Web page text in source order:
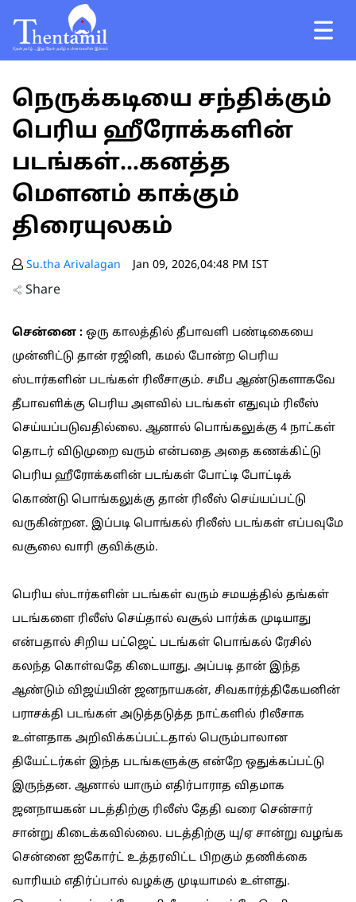
நெருக்கடியை சந்திக்கும்
பெரிய ஹீரோக்களின்
படங்கள்...கனத்த
மெளனம் காக்கும்
திரையுலகம்
Su.tha Arivalagan Jan 09, 2026,04:48 PM IST
Share
சென்னை : ஒரு காலத்தில் தீபாவளி பண்டிகையை
முன்னிட்டு தான் ரஜினி, கமல் போன்ற பெரிய
ஸ்டார்களின் படங்கள் ரிலீசாகும். சமீப ஆண்டுகளாகவே
தீபாவளிக்கு பெரிய அளவில் படங்கள் எதுவும் ரிலீஸ்
செய்யப்படுவதில்லை. ஆனால் பொங்கலுக்கு 4 நாட்கள்
தொடர் விடுமுறை வரும் என்பதை அதை கணக்கிட்டு
பெரிய ஹீரோக்களின் படங்கள் போட்டி போட்டிக்
கொண்டு பொங்கலுக்கு தான் ரிலீஸ் செய்யப்பட்டு
வருகின்றன. இப்படி பொங்கல் ரிலீஸ் படங்கள் எப்பவுமே
வசூலை வாரி குவிக்கும்.
பெரிய ஸ்டார்களின் படங்கள் வரும் சமயத்தில் தங்கள்
படங்களை ரிலீஸ் செய்தால் வசூல் பார்க்க முடியாது
என்பதால் சிறிய பட்ஜெட் படங்கள் பொங்கல் ரேசில்
கலந்த கொள்வதே கிடையாது. அப்படி தான் இந்த
ஆண்டும் விஜய்யின் ஜனநாயகன், சிவகார்த்திகேயனின்
பராசக்தி படங்கள் அடுத்தடுத்த நாட்களில் ரிலீசாக
உள்ளதாக அறிவிக்கப்பட்டதால் பெரும்பாலான
தியேட்டர்கள் இந்த படங்களுக்கு என்றே ஒதுக்கப்பட்டு
இருந்தன. ஆனால் யாரும் எதிர்பாராத விதமாக
ஜனநாயகன் படத்திற்கு ரிலீஸ் தேதி வரை சென்சார்
சான்று கிடைக்கவில்லை. படத்திற்கு யு/ஏ சான்று வழங்க
சென்னை ஐகோர்ட் உத்தரவிட்ட பிறகும் தணிக்கை
வாரியம் எதிர்ப்பால் வழக்கு முடியாமல் உள்ளது.